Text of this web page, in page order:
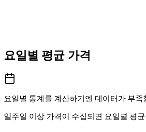
요일별 평균 가격
요일별 통계를 계산하기엔 데이터가 부족
일주일 이상 가격이 수집되면 요일별 평